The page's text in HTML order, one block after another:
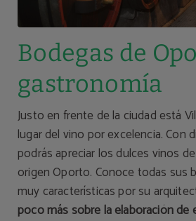
Bodegas de
gastronomía
Justo en frente de la ciudad está
lugar del vino por excelencia. Con
podrás apreciar los dulces vinos
origen Oporto. Conoce todas sus
muy características por su
poco más sobre la elaboración de